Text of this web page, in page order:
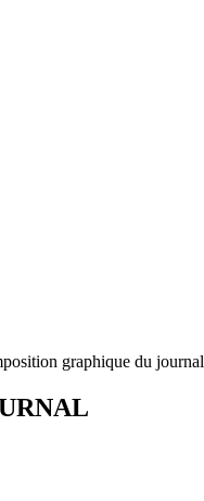
graphique du journal